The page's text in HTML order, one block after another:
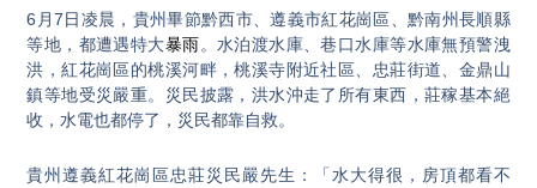
6月7日凌晨，貴州畢節黔西市、遵義市紅花崗區、黔南州長順縣
等地，都遭遇特大暴雨。水泊渡水庫、巷口水庫等水庫無預警洩
洪，紅花崗區的桃溪河畔，桃溪寺附近社區、忠莊街道、金鼎山
鎮等地受災嚴重。災民披露，洪水沖走了所有東西，莊稼基本絕
收，水電也都停了，災民都靠自救。
貴州遵義紅花崗區忠莊災民嚴先生：「水大得很，房頂都看不